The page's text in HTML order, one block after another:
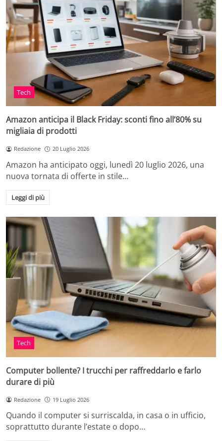
Tech
Amazon anticipa il Black Friday: sconti fino all’80% su
migliaia di prodotti
Redazione 20 Luglio 2026
Amazon ha anticipato oggi, lunedì 20 luglio 2026, una
nuova tornata di offerte in stile…
Leggi di più
Tech
Computer bollente? I trucchi per raffreddarlo e farlo
durare di più
Redazione 19 Luglio 2026
Quando il computer si surriscalda, in casa o in ufficio,
soprattutto durante l’estate o dopo…